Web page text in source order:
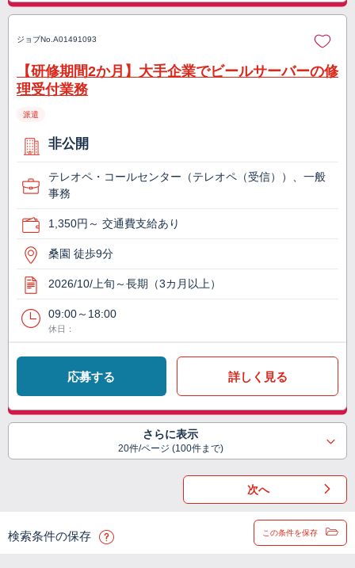
ジョブNo. A01491093
【研修期間2か月】大手企業でビールサーバーの修
理受付業務
派遣
非公開
テレオペ・コールセンター（テレオペ（受信））、一般
事務
1,350円～ 交通費支給あり
桑園 徒歩9分
2026/10/上旬～長期（3カ月以上）
09:00～18:00
休日：
応募する 詳しく見る
さらに表示
20件/ページ (100件まで)
次へ
検索条件の保存 この条件を保存